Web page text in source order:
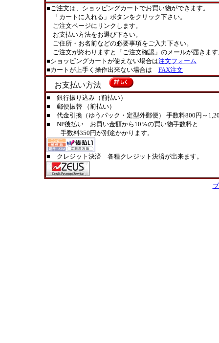
■ご注文は、ショッピングカートでお買い物ができます。
「カートに入れる」ボタンをクリック下さい。
ご注文ページにリンクします。
お支払い方法をお選び下さい。
ご住所・お名前などの必要事項をご入力下さい。
ご注文が終わりますと「ご注文確認」のメールが届きま
■ショッピングカートが使えない場合は注文フォーム
■カートが上手く操作出来ない場合は FAX注文
お支払い方法
■ 銀行振り込み（前払い）
■ 郵便振替 （前払い）
■ 代金引換（ゆうパック・定型外郵便） 手数料800円～
■ NP後払い お買い金額から10％の買い物手数料と
手数料350円が別途かかります。
■ クレジット決済 各種クレジット決済が出来ます。